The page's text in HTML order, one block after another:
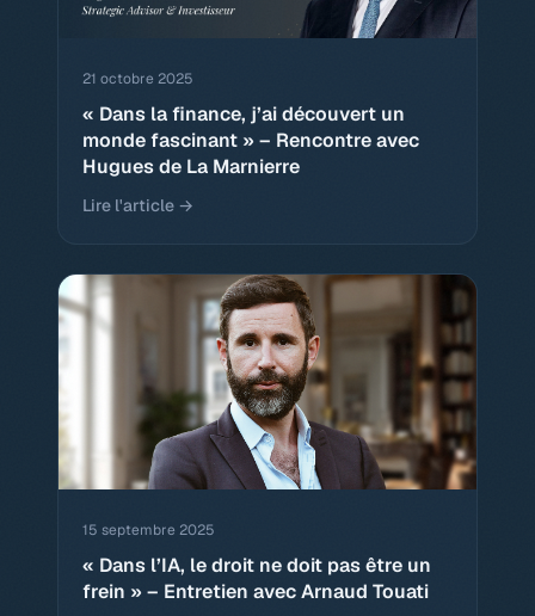
21 octobre 2025
« Dans la finance, j’ai découvert un
monde fascinant » – Rencontre avec
Hugues de La Marnierre
Lire l'article →
15 septembre 2025
« Dans l’IA, le droit ne doit pas être un
frein » – Entretien avec Arnaud Touati